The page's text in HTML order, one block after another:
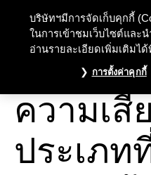
ความรับผิดสำหรับผู้ปร
ความเสี่
ประเภท
บริษัทฯมีการจัดเก็บคุกกี้
ในการเข้าชมเว็บไซต์และ
อ่านรายละเอียดเพิ่มเติมได้
การตั้งค่าคุกกี้